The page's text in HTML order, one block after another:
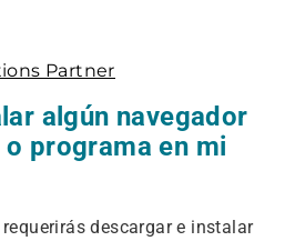
Partner
algún navegador
programa en mi
descargar e instalar